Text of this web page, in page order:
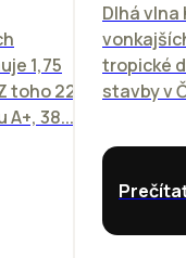
1,75
toho 22
38...
Dlhá
tropické
stavby v